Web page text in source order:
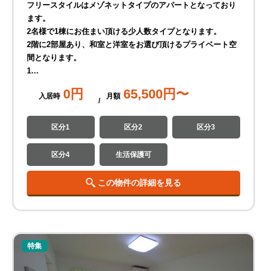
入居時 0円 月 額 65,500円〜
フリースタイルはメゾネットタイプのアパートとなっており
ます。
2名様で1棟にお住まい頂ける少人数タイプとなります。
2階に2部屋あり、和室と洋室をお選び頂けるプライベート空
間となります。
1…
区分1 区分2 区分3
区分4 生活保護可
この物件の詳細を見る
特集